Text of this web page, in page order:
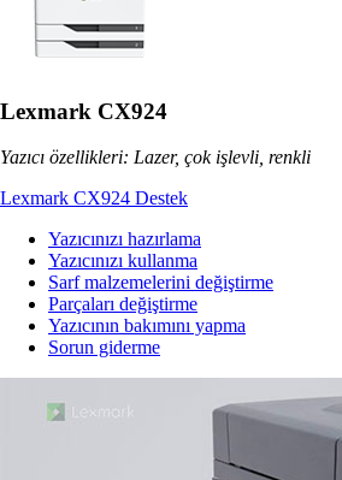
Lexmark CX924
Yazıcı özellikleri: Lazer, çok işlevli, renkli
Lexmark CX924 Destek
Yazıcınızı hazırlama
Yazıcınızı kullanma
Sarf malzemelerini değiştirme
Parçaları değiştirme
Yazıcının bakımını yapma
Sorun giderme